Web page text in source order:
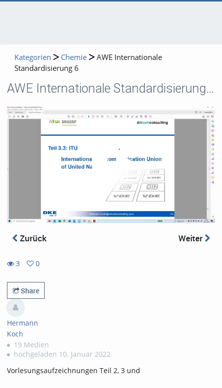
Kategorien Chemie
AWE Internationale
Standardisierung 6
AWE Internationale Standardisierung 6
Zurück Weiter
3
views
0
favorites
Share
Hermann
Koch
19 Medien
hochgeladen 10. Januar 2022
Vorlesungsaufzeichnungen Teil 2, 3 und